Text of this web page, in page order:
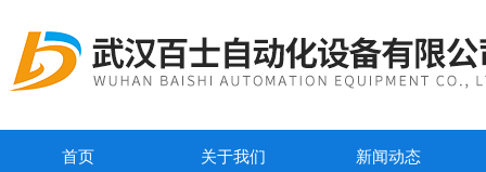
首页 关于我们 新闻动态